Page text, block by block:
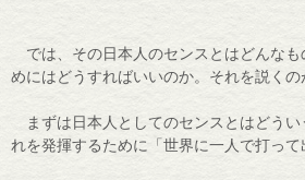
では、その日本人のセンスとはどんなも
めにはどうすればいいのか。それを説くの
まずは日本人としてのセンスとはどうい
れを発揮するために「世界に一人で打って